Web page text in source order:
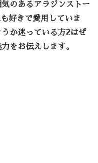
のあるアラジンストー
好きで愛用していま
か迷っている方2はぜ
をお伝えします。